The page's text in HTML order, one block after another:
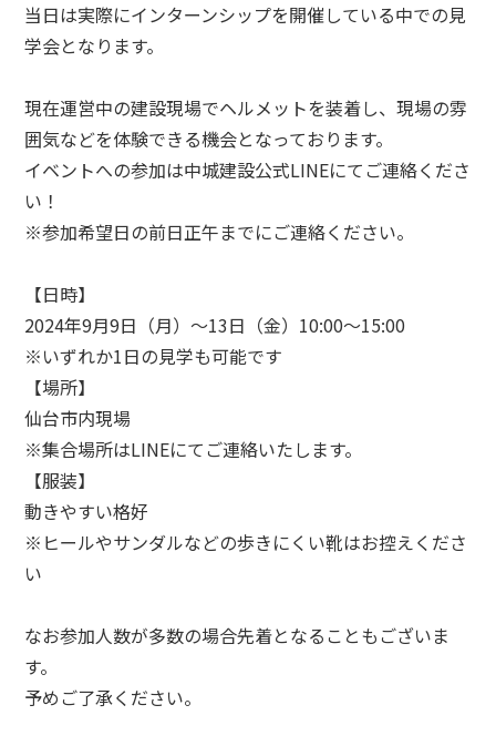
当日は実際にインターンシップを開催している中での見
学会となります。
現在運営中の建設現場でヘルメットを装着し、現場の雰
囲気などを体験できる機会となっております。
イベントへの参加は中城建設公式LINEにてご連絡くださ
い！
※参加希望日の前日正午までにご連絡ください。
【日時】
2024年9月9日（月）～13日（金）10:00～15:00
※いずれか1日の見学も可能です
【場所】
仙台市内現場
※集合場所はLINEにてご連絡いたします。
【服装】
動きやすい格好
※ヒールやサンダルなどの歩きにくい靴はお控えくださ
い
なお参加人数が多数の場合先着となることもございま
す。
予めご了承ください。